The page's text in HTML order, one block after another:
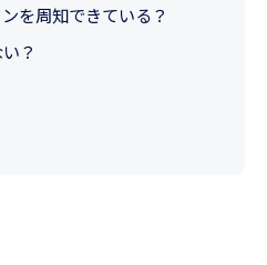
を周知できている？
？